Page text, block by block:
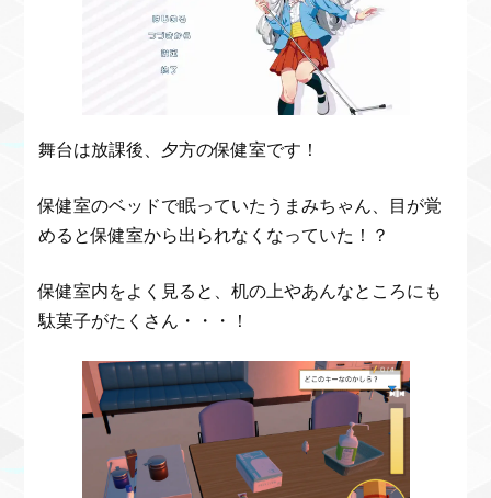
舞台は放課後、夕方の保健室です！
保健室のベッドで眠っていたうまみちゃん、目が覚
めると保健室から出られなくなっていた！？
保健室内をよく見ると、机の上やあんなところにも
駄菓子がたくさん・・・！